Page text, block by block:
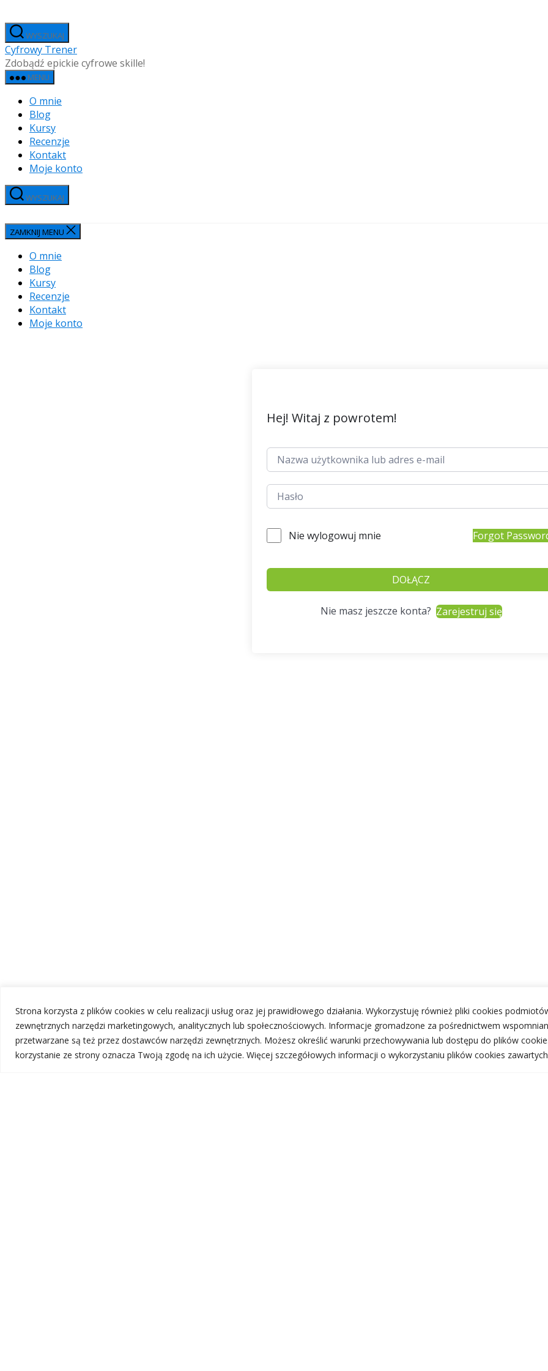
Strona korzysta z plików cookies w celu realizacji usług oraz jej prawidłowego działania. Wykorzystuję również pliki cookies
zewnętrznych narzędzi marketingowych, analitycznych lub społecznościowych. Informacje gromadzone za pośrednictwem
przetwarzane są też przez dostawców narzędzi zewnętrznych. Możesz określić warunki przechowywania lub dostępu do plików
korzystanie ze strony oznacza Twoją zgodę na ich użycie. Więcej szczegółowych informacji o wykorzystaniu plików cookies
do
treściWYSZUKAJ
Cyfrowy Trener
Zdobądź epickie cyfrowe skille!
MENU
O mnie
Blog
Kursy
Recenzje
Kontakt
Moje konto
WYSZUKAJ
ZAMKNIJ MENU
O mnie
Blog
Kursy
Recenzje
Kontakt
Moje konto
Hej! Witaj z powrotem!
Nie wylogowuj mnie Forgot
DOŁĄCZ
Nie masz jeszcze konta? Zarejestruj się